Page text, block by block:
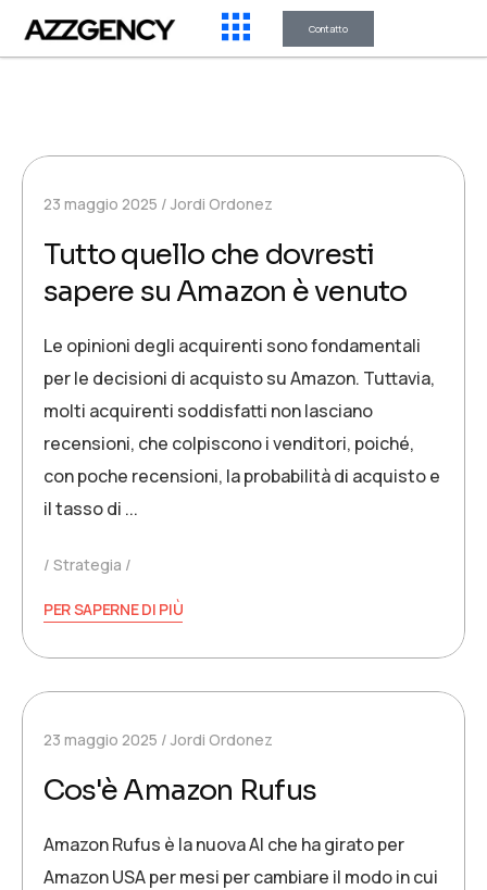
Contatto
23 maggio 2025 Jordi Ordonez
Tutto quello che dovresti
sapere su Amazon è venuto
Le opinioni degli acquirenti sono fondamentali
per le decisioni di acquisto su Amazon. Tuttavia,
molti acquirenti soddisfatti non lasciano
recensioni, che colpiscono i venditori, poiché,
con poche recensioni, la probabilità di acquisto e
il tasso di ...
Strategia
PER SAPERNE DI PIÙ
23 maggio 2025 Jordi Ordonez
Cos'è Amazon Rufus
Amazon Rufus è la nuova AI che ha girato per
Amazon USA per mesi per cambiare il modo in cui